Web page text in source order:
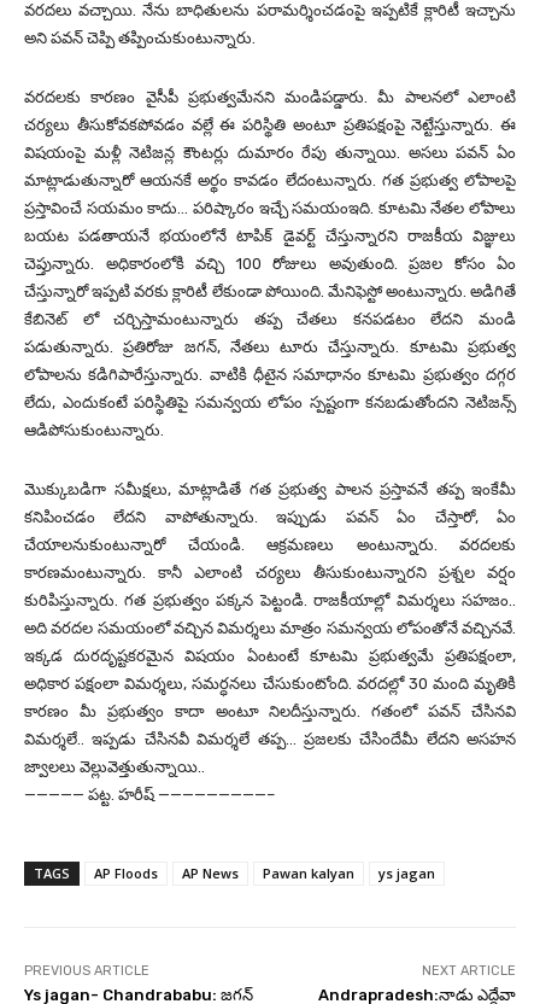
వరదలు వచ్చాయి. నేను బాధితులను పరామర్శించడంపై ఇప్పటికే క్లారిటీ ఇచ్చాను
అని పవన్ చెప్పి తప్పించుకుంటున్నారు.
వరదలకు కారణం వైసీపీ ప్రభుత్వమేనని మండిపడ్డారు. మీ పాలనలో ఎలాంటి
చర్యలు తీసుకోవకపోవడం వల్లే ఈ పరిస్థితి అంటూ ప్రతిపక్షంపై నెట్టేస్తున్నారు. ఈ
విషయంపై మళ్లీ నెటిజన్ల కౌంటర్లు దుమారం రేపు తున్నాయి. అసలు పవన్ ఏం
మాట్లాడుతున్నారో ఆయనకే అర్థం కావడం లేదంటున్నారు. గత ప్రభుత్వ లోపాలపై
ప్రస్తావించే సయమం కాదు… పరిష్కారం ఇచ్చే సమయంఇది. కూటమి నేతల లోపాలు
బయట పడతాయనే భయంలోనే టాపిక్ డైవర్ట్ చేస్తున్నారని రాజకీయ విజ్ఞులు
చెప్తున్నారు. అధికారంలోకి వచ్చి 100 రోజులు అవుతుంది. ప్రజల కోసం ఏం
చేస్తున్నారో ఇప్పటి వరకు క్లారిటీ లేకుండా పోయింది. మేనిఫెస్టో అంటున్నారు. అడిగితే
కేబినెట్ లో చర్చిస్తామంటున్నారు తప్ప చేతలు కనపడటం లేదని మండి
పడుతున్నారు. ప్రతిరోజు జగన్, నేతలు టూరు చేస్తున్నారు. కూటమి ప్రభుత్వ
లోపాలను కడిగిపారేస్తున్నారు. వాటికి ధీటైన సమాధానం కూటమి ప్రభుత్వం దగ్గర
లేదు, ఎందుకంటే పరిస్థితిపై సమన్వయ లోపం స్పష్టంగా కనబడుతోందని నెటిజన్స్
ఆడిపోసుకుంటున్నారు.
మొక్కుబడిగా సమీక్షలు, మాట్లాడితే గత ప్రభుత్వ పాలన ప్రస్తావనే తప్ప ఇంకేమీ
కనిపించడం లేదని వాపోతున్నారు. ఇప్పుడు పవన్ ఏం చేస్తారో, ఏం
చేయాలనుకుంటున్నారో చేయండి. ఆక్రమణలు అంటున్నారు. వరదలకు
కారణమంటున్నారు. కానీ ఎలాంటి చర్యలు తీసుకుంటున్నారని ప్రశ్నల వర్షం
కురిపిస్తున్నారు. గత ప్రభుత్వం పక్కన పెట్టండి. రాజకీయాల్లో విమర్శలు సహజం..
అది వరదల సమయంలో వచ్చిన విమర్శలు మాత్రం సమన్వయ లోపంతోనే వచ్చినవే.
ఇక్కడ దురదృష్టకరమైన విషయం ఏంటంటే కూటమి ప్రభుత్వమే ప్రతిపక్షంలా,
అధికార పక్షంలా విమర్శలు, సమర్ధనలు చేసుకుంటోంది. వరదల్లో 30 మంది మృతికి
కారణం మీ ప్రభుత్వం కాదా అంటూ నిలదీస్తున్నారు. గతంలో పవన్ చేసినవి
విమర్శలే.. ఇప్పడు చేసినవీ విమర్శలే తప్ప… ప్రజలకు చేసిందేమీ లేదని అసహన
జ్వాలలు వెల్లువెత్తుతున్నాయి..
————— పట్ట. హరీష్ —————————–
TAGS AP Floods AP News Pawan kalyan ys jagan
PREVIOUS ARTICLE
Ys jagan- Chandrababu: జగన్
NEXT ARTICLE
Andrapradesh:నాడు ఎద్దేవా